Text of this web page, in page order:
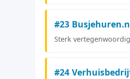
#23
Sterk
#24